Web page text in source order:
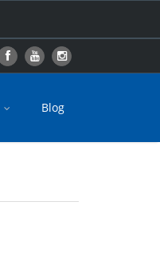
Blog